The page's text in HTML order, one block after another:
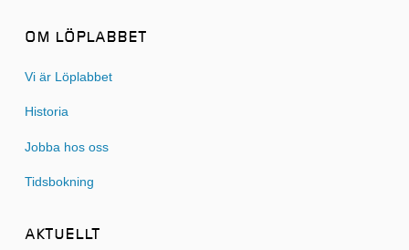
OM LÖPLABBET
Vi är Löplabbet
Historia
Jobba hos oss
Tidsbokning
AKTUELLT